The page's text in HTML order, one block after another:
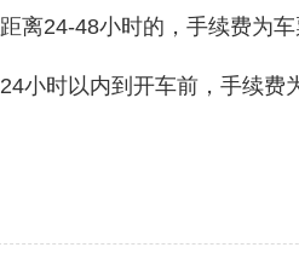
距离24-48小时的，手续费为车
24小时以内到开车前，手续费